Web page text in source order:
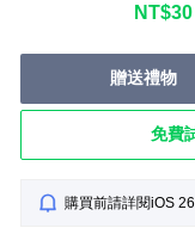
NT$30
贈送禮物
免費
購買前請詳閱iOS